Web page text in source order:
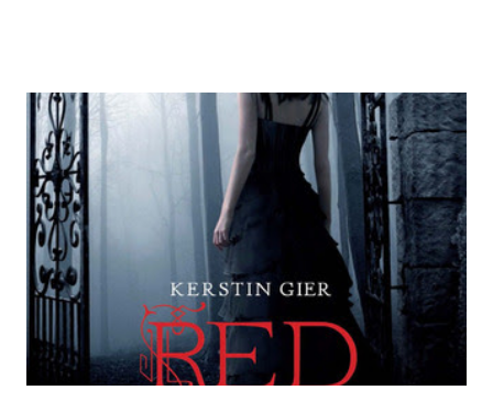
di dire in un libro? Ad esempio, i capelli arruffati . TUTTI I
RAGAZZI nei libri hanno i capelli arruffati. Vabbè, c'è crisi, il
pettine costa. Dovrei regalarglielo io uno. O magari del gel.
Fatto sta che nella realtà i ragazzi con i capelli così
sembrano degli scappati di casa. Ah, poi ci sono le ciocche
ribelli. Che monelli, che trasgry. Oppure tutti i personaggi
dei libri sono dei grandi lettori, fatto sta che io non ho mai
trovato una scena in ...